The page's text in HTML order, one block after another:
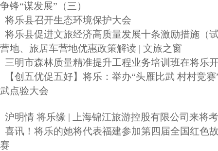
争锋“谋发展”（三）
将乐县召开生态环境保护大会
将乐县促进文旅经济高质量发展十条激励措施
营地、旅居车营地优惠政策解读 | 文旅之窗
三明市森林质量精准提升工程业务培训班在将乐
【创五优促五好】将乐：举办“头雁比武 村村竞
武点验大会
沪明情 将乐缘 | 上海锦江旅游控股有限公司来将
喜讯！将乐的她将代表福建参加第四届全国红色
赛